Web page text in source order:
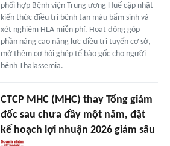
phối hợp Bệnh viện Trung ương Huế cập nhật
kiến thức điều trị bệnh tan máu bẩm sinh và
xét nghiệm HLA miễn phí. Hoạt động góp
phần nâng cao năng lực điều trị tuyến cơ sở,
mở thêm cơ hội ghép tế bào gốc cho người
bệnh Thalassemia.
CTCP MHC (MHC) thay Tổng giám
đốc sau chưa đầy một năm, đặt
kế hoạch lợi nhuận 2026 giảm sâu